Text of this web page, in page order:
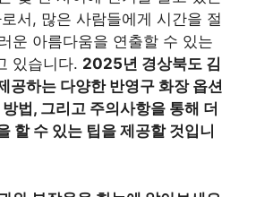
서, 많은 사람들에게 시간을 절
운 아름다움을 연출할 수 있는
있습니다. 2025년 경상북도 김
공하는 다양한 반영구 화장 옵션
법, 그리고 주의사항을 통해 더
할 수 있는 팁을 제공할 것입니